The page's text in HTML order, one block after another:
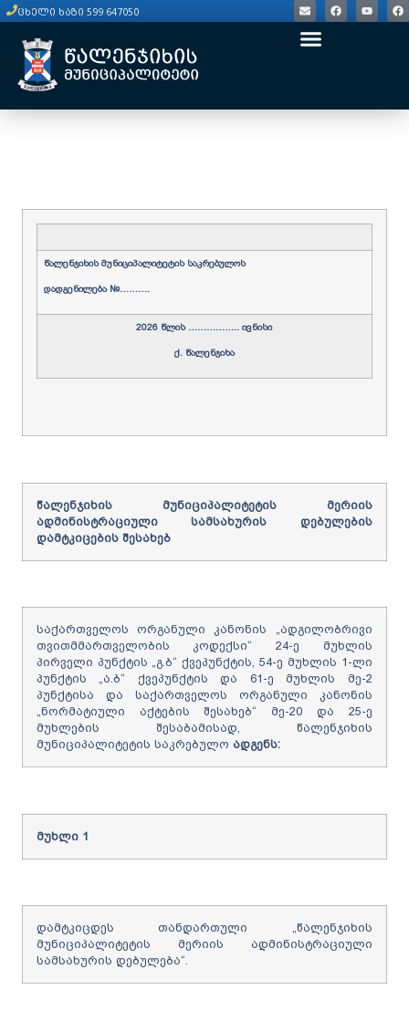
ცხელი ხაზი 599 647050
წალენჯიხისმუნიციპალიტეტის საკრებულოს
დადგენილება№……….
2026 წლის …………….. ივნისი
ქ. წალენჯიხა
წალენჯიხის მუნიციპალიტეტის
მერიის
ადმინისტრაციული
სამსახურის
დებულების
დამტკიცების შესახებ
საქართველოს ორგანული კანონის „ადგილობრივი
თვითმმართველობის კოდექსი“ 24-ე მუხლის
პირველი პუნქტის „გ.ბ“ ქვეპუნქტის, 54-ე მუხლის 1-ლი
პუნქტის „ა.ბ“ ქვეპუნქტის და 61-ე მუხლის მე-2
პუნქტისა და საქართველოს ორგანული კანონის
„ნორმატიული აქტების შესახებ“ მე-20 და 25-ე
მუხლების შესაბამისად, წალენჯიხის
მუნიციპალიტეტის საკრებულო ადგენს:
მუხლი1
დამტკიცდეს თანდართული „წალენჯიხის
მუნიციპალიტეტის მერიის ადმინისტრაციული
სამსახურის დებულება“.